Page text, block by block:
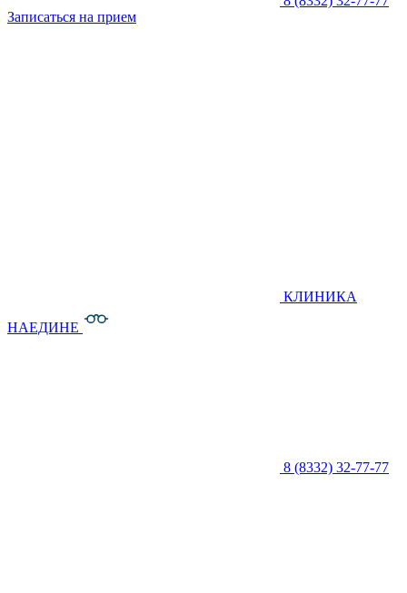
Записаться на прием
КЛИНИКА
НАЕДИНЕ
8 (8332) 32-77-77